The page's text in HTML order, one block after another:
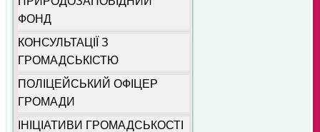
ФОНД
КОНСУЛЬТАЦІЇ З
ГРОМАДСЬКІСТЮ
ПОЛІЦЕЙСЬКИЙ ОФІЦЕР
ГРОМАДИ
ІНІЦІАТИВИ ГРОМАДСЬКОСТІ